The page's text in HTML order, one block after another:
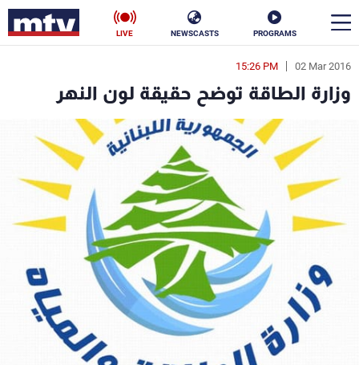
PROGRAMS
NEWSCASTS
LIVE
02 Mar 2016
15:26 PM
وزارة الطاقة توضح حقيقة لون النهر
en
الأخبار
سياسة
إقتصاد فن
منوعات رياضة
جدول البرامج